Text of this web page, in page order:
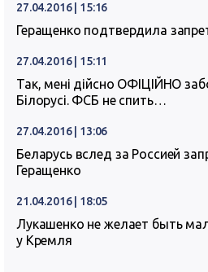
27.04.2016 | 15:16
Геращенко подтвердила
27.04.2016 | 15:11
Так, мені дійсно ОФІЦІЙНО
Білорусі. ФСБ не спить…
27.04.2016 | 13:06
Беларусь вслед за Россией
Геращенко
21.04.2016 | 18:05
Лукашенко не желает быть
у Кремля